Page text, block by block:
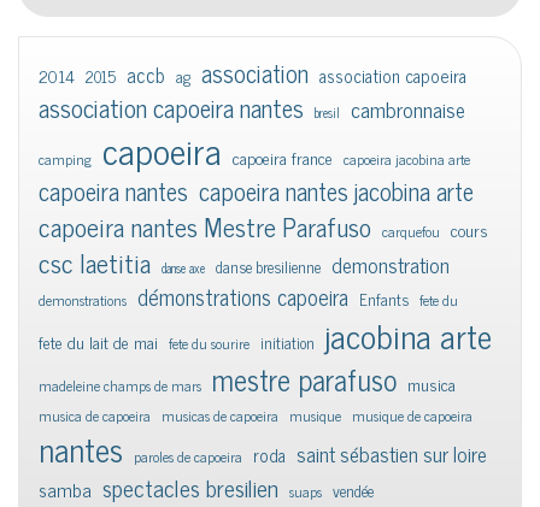
2014 2015 accb ag association association capoeira
association capoeira nantes bresil cambronnaise
camping capoeira capoeira france capoeira jacobina arte
capoeira nantes capoeira nantes jacobina arte
capoeira nantes Mestre Parafuso carquefou cours
csc laetitia danse axe danse bresilienne demonstration
demonstrations démonstrations capoeira Enfants fete du
fete du lait de mai fete du sourire initiation jacobina arte
madeleine champs de mars mestre parafuso musica
musica de capoeira musicas de capoeira musique musique de capoeira
nantes paroles de capoeira roda saint sébastien sur loire
samba spectacles bresilien suaps vendée